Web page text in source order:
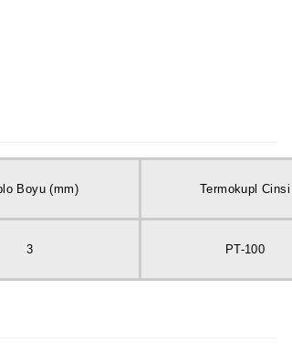
Boyu (mm) Termokupl Cinsi
3 PT-100